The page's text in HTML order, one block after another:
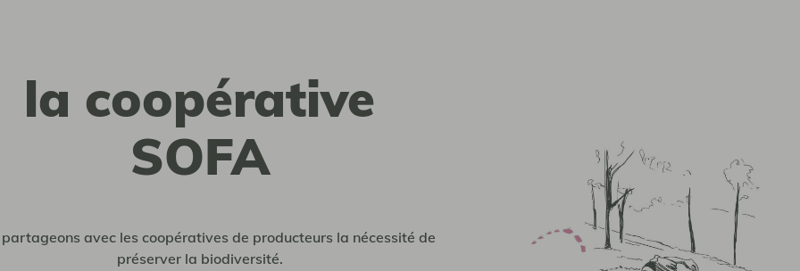
la coopérative
SOFA
partageons avec les coopératives de producteurs la nécessité de
préserver la biodiversité.